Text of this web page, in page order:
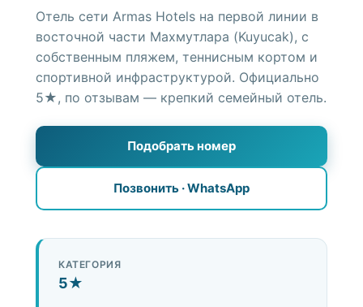
Недвижимость
О районе
Достопримечательности
Услуги
+90 552 692 34 20
Отель сети Armas Hotels на первой линии в
восточной части Махмутлара (Kuyucak), с
собственным пляжем, теннисным кортом и
спортивной инфраструктурой. Официально
5★, по отзывам — крепкий семейный отель.
Подобрать номер
Позвонить · WhatsApp
КАТЕГОРИЯ
5★